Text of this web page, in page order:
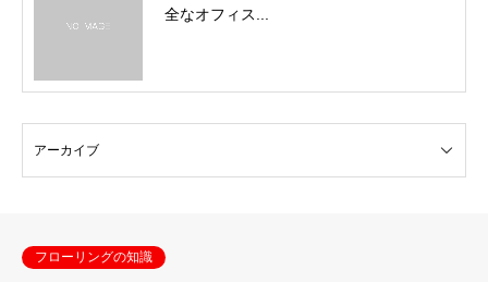
全なオフィス...
フローリングの知識